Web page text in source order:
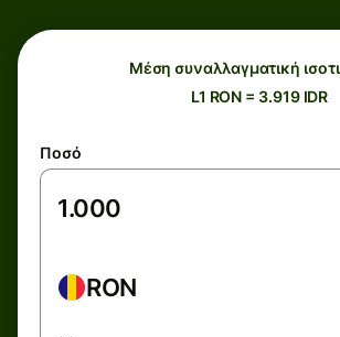
Μέση συναλλαγματική
L1 RON = 3.919 IDR
Ποσό
RON